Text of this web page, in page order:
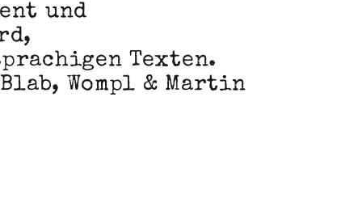
und
Texten.
Wompl & Martin